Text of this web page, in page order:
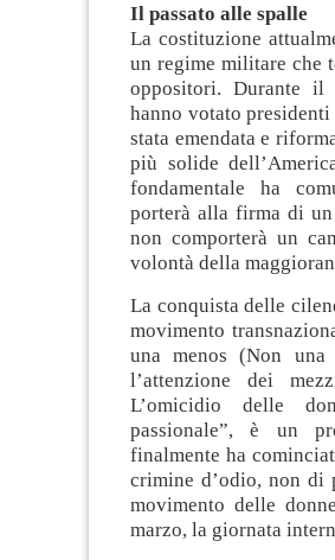
Il passato alle spalle
La costituzione
un regime militare che
oppositori. Durante
hanno votato
stata emendata e
più solide
fondamentale ha
porterà alla firma di
non comporterà un
volontà della
La conquista delle
movimento
una menos (Non
l’attenzione dei
L’omicidio delle
passionale”, è un
finalmente ha
crimine d’odio, non di
movimento delle
marzo, la giornata